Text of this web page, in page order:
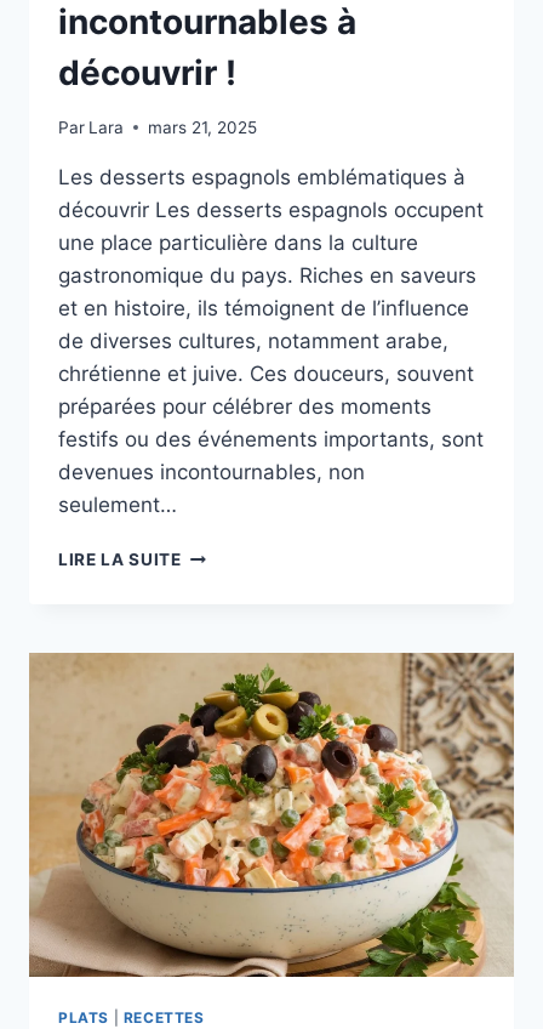
incontournables à
découvrir !
Par Lara mars 21, 2025
Les desserts espagnols emblématiques à
découvrir Les desserts espagnols occupent
une place particulière dans la culture
gastronomique du pays. Riches en saveurs
et en histoire, ils témoignent de l’influence
de diverses cultures, notamment arabe,
chrétienne et juive. Ces douceurs, souvent
préparées pour célébrer des moments
festifs ou des événements importants, sont
devenues incontournables, non
seulement…
LIRE LA SUITEDESSERTS
INCONTOURNABLES
DÉCOUVRIR
!
PLATS RECETTES